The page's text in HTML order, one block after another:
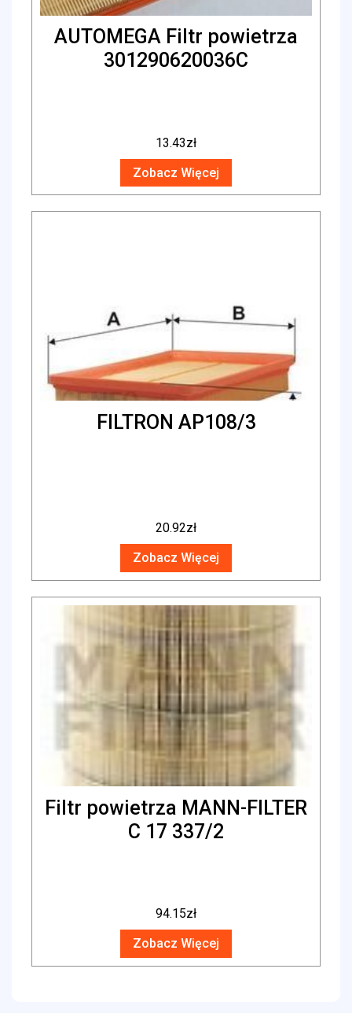
AUTOMEGA Filtr powietrza
301290620036C
13.43zł
Zobacz Więcej
FILTRON AP108/3
20.92zł
Zobacz Więcej
Filtr powietrza MANN-FILTER
C 17 337/2
94.15zł
Zobacz Więcej